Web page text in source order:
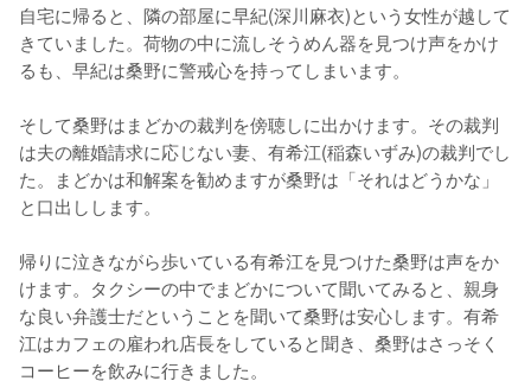
自宅に帰ると、隣の部屋に早紀(深川麻衣)という女性が越して
きていました。荷物の中に流しそうめん器を見つけ声をかけ
るも、早紀は桑野に警戒心を持ってしまいます。
そして桑野はまどかの裁判を傍聴しに出かけます。その裁判
は夫の離婚請求に応じない妻、有希江(稲森いずみ)の裁判でし
た。まどかは和解案を勧めますが桑野は「それはどうかな」
と口出しします。
帰りに泣きながら歩いている有希江を見つけた桑野は声をか
けます。タクシーの中でまどかについて聞いてみると、親身
な良い弁護士だということを聞いて桑野は安心します。有希
江はカフェの雇われ店長をしていると聞き、桑野はさっそく
コーヒーを飲みに行きました。